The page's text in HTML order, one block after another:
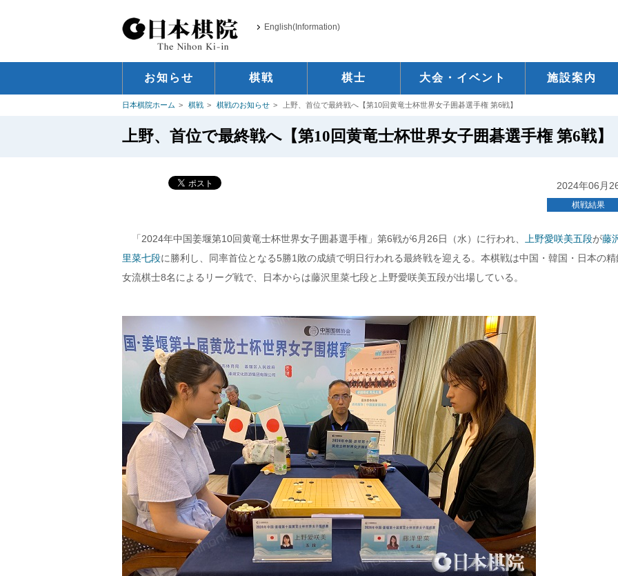
English(Information)
お知らせ 棋戦 棋士 大会・イベント 施設案内
日本棋院ホーム 棋戦 棋戦のお知らせ 上野、首位で最終戦へ【第10回黄竜士杯世界女子囲碁選手権 第6戦】
上野、首位で最終戦へ【第10回黄竜士杯世界女子囲碁選手権 第6戦】
2024年06月
棋戦結果
「2024年中国姜堰第10回黄竜士杯世界女子囲碁選手権」第6戦が6月26日（水）に行われ、 上野愛咲美五段が藤
里菜七段に勝利し、同率首位となる5勝1敗の成績で明日行われる最終戦を迎える。本棋戦は中国・韓国・日本の精
女流棋士8名によるリーグ戦で、日本からは藤沢里菜七段と上野愛咲美五段が出場している。